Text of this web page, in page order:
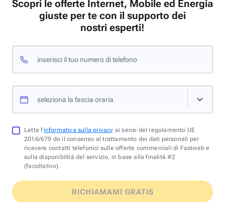
Scopri le offerte Internet, Mobile ed Energia
giuste per te con il supporto dei
nostri esperti!
inserisci il tuo numero di telefono
seleziona la fascia oraria
Letta l'informativa sulla privacy ai sensi del regolamento UE
2016/679 do il consenso al trattamento dei dati personali per
ricevere contatti telefonici sulle offerte commerciali di Fastweb e
sulla disponibilità del servizio, in base alla finalità #2
(facoltativo).
RICHIAMAMI GRATIS